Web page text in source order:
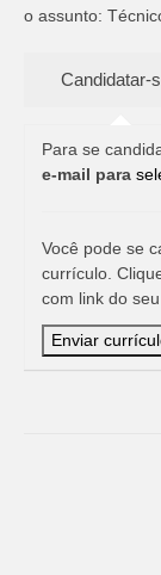
o assunto:
Para se
e-mail para
Você pode se
currículo.
com link do